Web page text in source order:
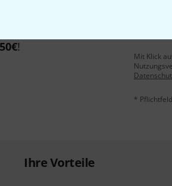
mit etwas Glück
50€!
Mit Klick
* Pflichtfeld
Ihre Vorteile